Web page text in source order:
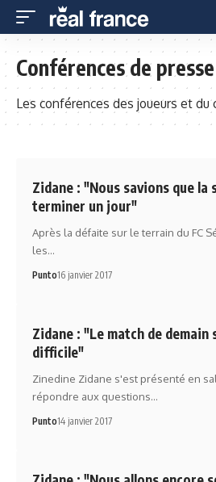
Conférences de presse
Les conférences des joueurs et du
Zidane : "Nous savions que la
terminer un jour"
Après la défaite sur le terrain du FC
les…
Punto16 janvier 2017
Zidane : "Le match de demain
difficile"
Zinedine Zidane s'est présenté en
répondre aux questions…
Punto14 janvier 2017